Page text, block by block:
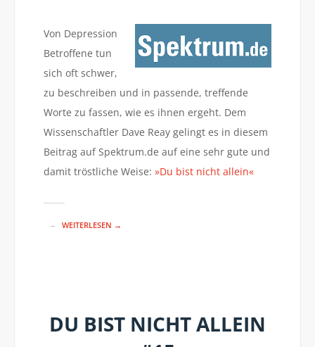
Von Depression
Betroffene tun
sich oft schwer,
zu beschreiben und in passende, treffende
Worte zu fassen, wie es ihnen ergeht. Dem
Wissenschaftler Dave Reay gelingt es in diesem
Beitrag auf Spektrum.de auf eine sehr gute und
damit tröstliche Weise: »Du bist nicht allein«
WEITERLESEN →
DU BIST NICHT ALLEIN